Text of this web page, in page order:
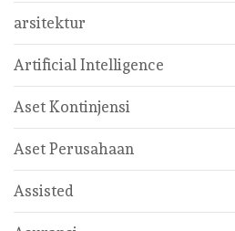
arsitektur
Artificial Intelligence
Aset Kontinjensi
Aset Perusahaan
Assisted